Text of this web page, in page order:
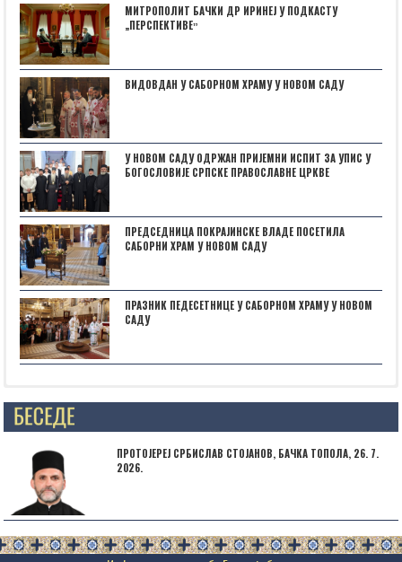
МИТРОПОЛИТ БАЧКИ ДР ИРИНЕЈ У ПОДКАСТУ
„ПЕРСПЕКТИВЕˮ
ВИДОВДАН У САБОРНОМ ХРАМУ У НОВОМ САДУ
У НОВОМ САДУ ОДРЖАН ПРИЈЕМНИ ИСПИТ ЗА УПИС У
БОГОСЛОВИЈЕ СРПСКЕ ПРАВОСЛАВНЕ ЦРКВЕ
ПРЕДСЕДНИЦА ПОКРАЈИНСКЕ ВЛАДЕ ПОСЕТИЛА
САБОРНИ ХРАМ У НОВОМ САДУ
ПРАЗНИК ПЕДЕСЕТНИЦЕ У САБОРНОМ ХРАМУ У НОВОМ
САДУ
Posts not found
ПРОТОЈЕРЕЈ СРБИСЛАВ СТОЈАНОВ, БАЧКА ТОПОЛА, 26. 7.
2026.